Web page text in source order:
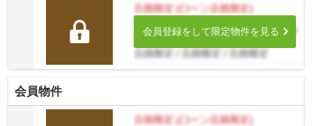
会員登録をして限定物件を見る
会員物件